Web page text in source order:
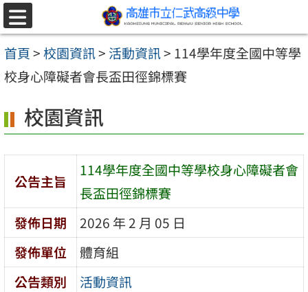
跳至主要內容區
選
單
首頁>校園資訊> 活動資訊> 114學年度全國中等學
校身心障礙者會長盃田徑錦標賽
校園資訊
公告主旨
114學年度全國中等學校身心障礙者會
長盃田徑錦標賽
發佈日期
2026 年 2 月 05 日
發佈單位
體育組
公告類別
活動資訊